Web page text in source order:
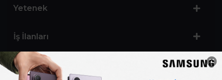
Yetenek
İş İlanları
Sertifika Programları